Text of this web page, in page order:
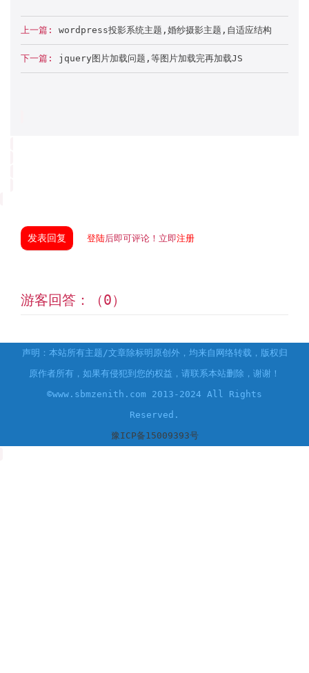
上一篇: wordpress投影系统主题,婚纱摄影主题,自适应结构
下一篇: jquery图片加载问题,等图片加载完再加载JS
发表回复 登陆后即可评论！立即注册
游客回答：（0）
声明：本站所有主题/文章除标明原创外，均来自网络转载，版权归
原作者所有，如果有侵犯到您的权益，请联系本站删除，谢谢！
©www.sbmzenith.com 2013-2024 All Rights
Reserved.
豫ICP备15009393号